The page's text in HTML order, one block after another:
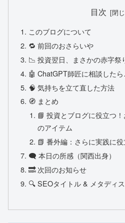
目次
このブログについて
🔁 前回のおさらいや
📉 投資翌日、まさかの赤字祭
🤖 ChatGPT師匠に相談した
🧠 気持ちを立て直した方法
🧭 まとめ
📘 投資とブログに役立つ
のアイテム
📗 番外編：さらに実践に
🗨️ 本日の所感（関西出身）
🔜 次回のお知らせ
🔍 SEOタイトル & メタディ